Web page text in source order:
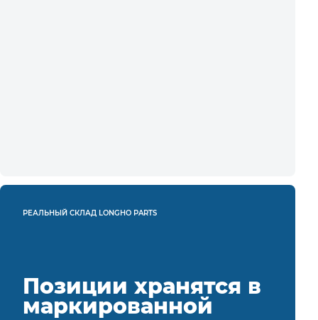
РЕАЛЬНЫЙ СКЛАД LONGHO PARTS
Позиции хранятся в
маркированной